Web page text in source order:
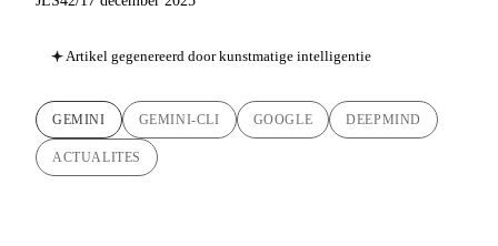
Artikel gegenereerd door kunstmatige intelligentie
GEMINI GEMINI-CLI GOOGLE DEEPMIND
ACTUALITES